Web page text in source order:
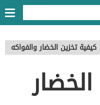
كيفية تخزين الخضار والفواكه